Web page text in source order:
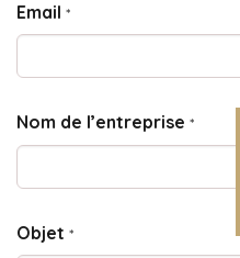
Email *
Nom de l’entreprise *
Objet *